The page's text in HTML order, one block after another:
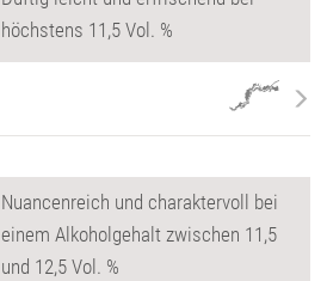
höchstens 11,5 Vol. %
Nuancenreich und charaktervoll bei
einem Alkoholgehalt zwischen 11,5
und 12,5 Vol. %